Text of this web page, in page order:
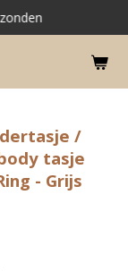
/
tasje
- Grijs